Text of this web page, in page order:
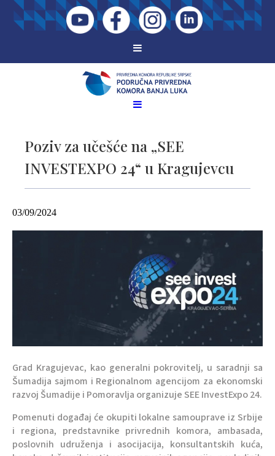
Poziv za učešće na „SEE
INVESTEXPO 24“ u Kragujevcu
03/09/2024
Grad Kragujevac, kao generalni pokrovitelj, u saradnji sa
Šumadija sajmom i Regionalnom agencijom za ekonomski
razvoj Šumadije i Pomoravlja organizuje SEE InvestExpo 24.
Pomenuti događaj će okupiti lokalne samouprave iz Srbije
i regiona, predstavnike privrednih komora, ambasada,
poslovnih udruženja i asocijacija, konsultantskih kuća,